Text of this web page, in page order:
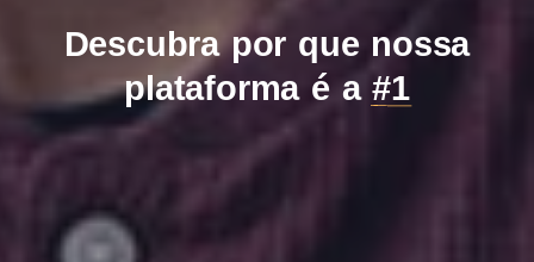
Descubra por que nossa
plataforma é a#1